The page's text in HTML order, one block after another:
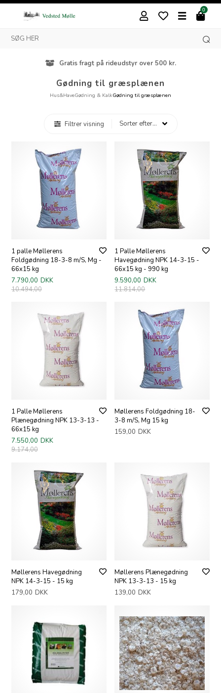
0
Gratis fragt på rideudstyr over 500 kr.
Gødning til græsplænen
Hus&HaveGødning & KalkGødning til græsplænen
Filtrer visning
1 palle Møllerens
Foldgødning 18-3-8 m/S, Mg -
66x15 kg
7.790,00 DKK
10.494,00
1 Palle Møllerens
Havegødning NPK 14-3-15 -
66x15 kg - 990 kg
9.590,00 DKK
11.814,00
1 Palle Møllerens
Plænegødning NPK 13-3-13 -
66x15 kg
7.550,00 DKK
9.174,00
Møllerens Foldgødning 18-
3-8 m/S, Mg 15 kg
159,00 DKK
Møllerens Havegødning
NPK 14-3-15 - 15 kg
179,00 DKK
Møllerens Plænegødning
NPK 13-3-13 - 15 kg
139,00 DKK